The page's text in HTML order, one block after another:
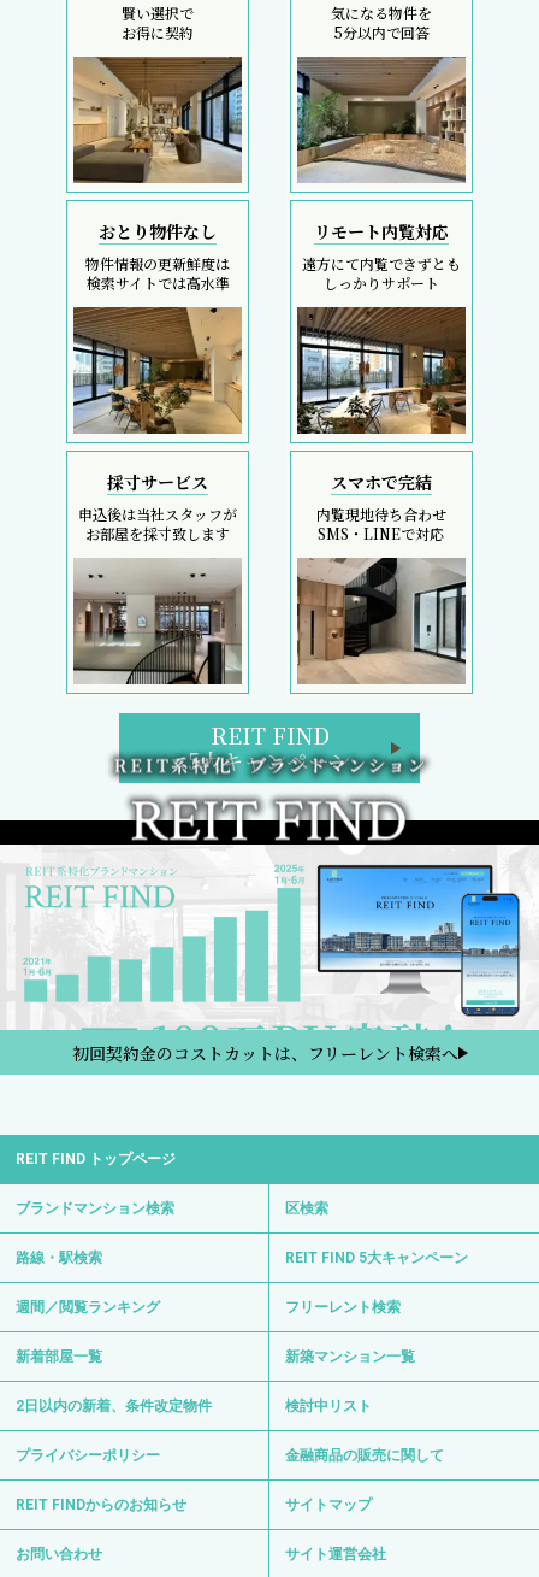
賢い選択で
お得に契約
気になる物件を
5分以内で回答
おとり物件なし
物件情報の更新鮮度は
検索サイトでは高水準
リモート内覧対応
遠方にて内覧できずとも
しっかりサポート
採寸サービス
申込後は当社スタッフが
お部屋を採寸致します
スマホで完結
内覧現地待ち合わせ
SMS・LINEで対応
REIT FIND
5大キャンペーン
初回契約金のコストカットは、フリーレント検索へ
REIT FIND トップページ
ブランドマンション検索 区検索
路線・駅検索 REIT FIND 5大キャンペーン
週間／閲覧ランキング フリーレント検索
新着部屋一覧 新築マンション一覧
2日以内の新着、条件改定物件 検討中リスト
プライバシーポリシー 金融商品の販売に関して
REIT FINDからのお知らせ サイトマップ
お問い合わせ サイト運営会社